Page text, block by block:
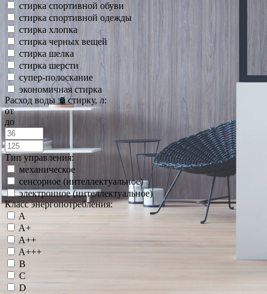
стирка спортивной обуви
стирка спортивной одежды
стирка хлопка
стирка черных вещей
стирка шелка
стирка шерсти
супер-полоскание
экономичная стирка
Расход воды за стирку, л:
от
до
Тип управления:
механическое
сенсорное (интеллектуальное)
электронное (интеллектуальное)
Класс энергопотребления:
A
A+
A++
A+++
B
C
D